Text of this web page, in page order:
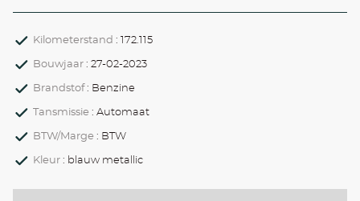
Kilometerstand: 172.115
Bouwjaar: 27-02-2023
Brandstof: Benzine
Tansmissie: Automaat
BTW/Marge: BTW
Kleur : blauw metallic